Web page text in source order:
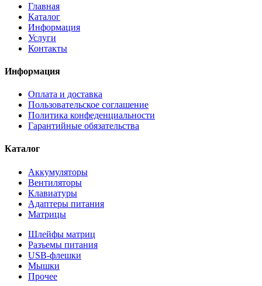
Главная
Каталог
Информация
Услуги
Контакты
Информация
Оплата и доставка
Пользовательское соглашение
Политика конфеденциальности
Гарантийные обязательства
Каталог
Аккумуляторы
Вентиляторы
Клавиатуры
Адаптеры питания
Матрицы
Шлейфы матриц
Разъемы питания
USB-флешки
Мышки
Прочее